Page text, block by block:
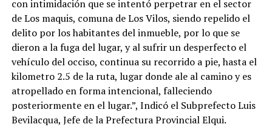
con intimidación que se intentó perpetrar en el sector
de Los maquis, comuna de Los Vilos, siendo repelido el
delito por los habitantes del inmueble, por lo que se
dieron a la fuga del lugar, y al sufrir un desperfecto el
vehículo del occiso, continua su recorrido a pie, hasta el
kilometro 2.5 de la ruta, lugar donde ale al camino y es
atropellado en forma intencional, falleciendo
posteriormente en el lugar.”, Indicó el Subprefecto Luis
Bevilacqua, Jefe de la Prefectura Provincial Elqui.